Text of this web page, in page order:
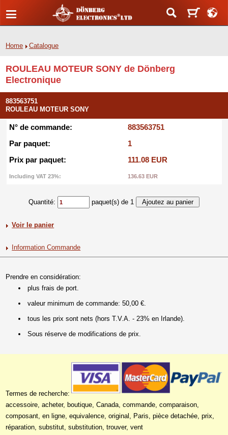
Home Catalogue
ROULEAU MOTEUR SONY de Dönberg
Electronique
883563751
ROULEAU MOTEUR SONY
N° de commande:
883563751
Par paquet:
1
Prix par paquet:
111.08 EUR
Including VAT 23%: 136.63 EUR
Quantité: paquet(s) de 1
Voir le panier
Information Commande
Prendre en considération:
plus frais de port.
valeur minimum de commande: 50,00 €.
tous les prix sont nets (hors T.V.A. - 23% en Irlande).
Sous réserve de modifications de prix.
Termes de recherche:
accessoire, acheter, boutique, Canada, commande, comparaison,
composant, en ligne, equivalence, original, Paris, pièce detachée, prix,
réparation, substitut, substitution, trouver, vent